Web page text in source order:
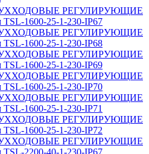
РЕГУЛИРУЮЩИЕ
1600-25-1-230-IP67
РЕГУЛИРУЮЩИЕ
1600-25-1-230-IP68
РЕГУЛИРУЮЩИЕ
1600-25-1-230-IP69
РЕГУЛИРУЮЩИЕ
1600-25-1-230-IP70
РЕГУЛИРУЮЩИЕ
1600-25-1-230-IP71
РЕГУЛИРУЮЩИЕ
1600-25-1-230-IP72
РЕГУЛИРУЮЩИЕ
2200-40-1-230-IP67